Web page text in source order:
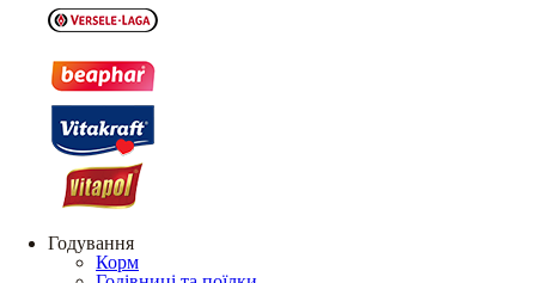
Годування
Корм